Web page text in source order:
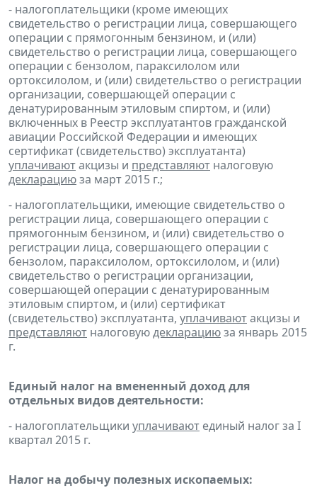
- налогоплательщики (кроме имеющих
свидетельство о регистрации лица, совершающего
операции с прямогонным бензином, и (или)
свидетельство о регистрации лица, совершающего
операции с бензолом, параксилолом или
ортоксилолом, и (или) свидетельство о регистрации
организации, совершающей операции с
денатурированным этиловым спиртом, и (или)
включенных в Реестр эксплуатантов гражданской
авиации Российской Федерации и имеющих
сертификат (свидетельство) эксплуатанта)
уплачиваютакцизы и представляют налоговую
декларациюза март 2015 г.;
- налогоплательщики, имеющие свидетельство о
регистрации лица, совершающего операции с
прямогонным бензином, и (или) свидетельство о
регистрации лица, совершающего операции с
бензолом, параксилолом, ортоксилолом, и (или)
свидетельство о регистрации организации,
совершающей операции с денатурированным
этиловым спиртом, и (или) сертификат
(свидетельство) эксплуатанта, уплачиваютакцизы и
представляют налоговуюдекларациюза январь 2015
г.
Единый налог на вмененный доход для
отдельных видов деятельности:
- налогоплательщики уплачивают единый налог за I
квартал 2015 г.
Налог на добычу полезных ископаемых: